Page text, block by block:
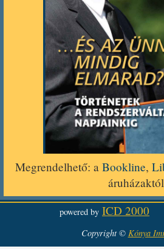
Megrendelhető: a Bookline,
áruházaktól
powered by ICD 2000
Copyright © Kónya